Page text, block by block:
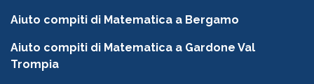
Aiuto compiti di Matematica a Bergamo
Aiuto compiti di Matematica a Gardone Val
Trompia